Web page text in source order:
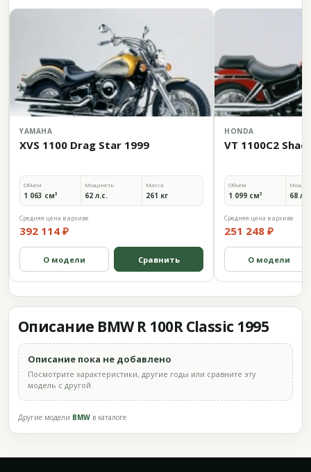
YAMAHA
XVS 1100 Drag Star 1999
Объём
1 063 см³
Мощность
62 л.с.
Масса
261 кг
Средняя цена в архиве
392 114 ₽
О модели Сравнить
HONDA
VT 1100C2
Объём
1 099 см³ 68
Средняя цена в архиве
251 248 ₽
О модели
Описание BMW R 100R Classic 1995
Описание пока не добавлено
Посмотрите характеристики, другие годы или сравните эту
модель с другой.
Другие модели BMW в каталоге